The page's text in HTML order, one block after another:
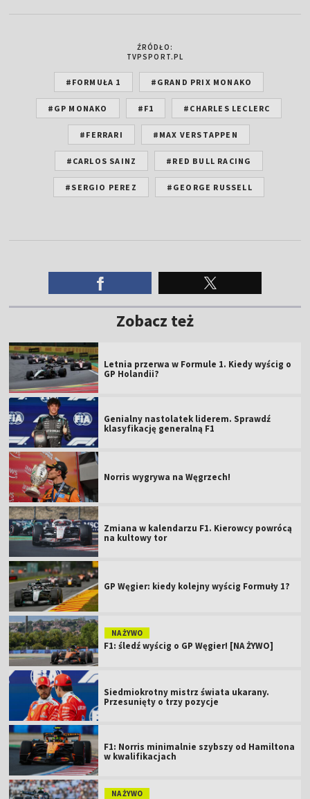
ŹRÓDŁO:
TVPSPORT.PL
#FORMUŁA 1 #GRAND PRIX MONAKO
#GP MONAKO #F1 #CHARLES LECLERC
#FERRARI #MAX VERSTAPPEN
#CARLOS SAINZ #RED BULL RACING
#SERGIO PEREZ #GEORGE RUSSELL
Zobacz też
Letnia przerwa w Formule 1. Kiedy wyścig o
GP Holandii?
Genialny nastolatek liderem. Sprawdź
klasyfikację generalną F1
Norris wygrywa na Węgrzech!
Zmiana w kalendarzu F1. Kierowcy powrócą
na kultowy tor
GP Węgier: kiedy kolejny wyścig Formuły 1?
NA ŻYWO
F1: śledź wyścig o GP Węgier! [NA ŻYWO]
Siedmiokrotny mistrz świata ukarany.
Przesunięty o trzy pozycje
F1: Norris minimalnie szybszy od Hamiltona
w kwalifikacjach
NA ŻYWO